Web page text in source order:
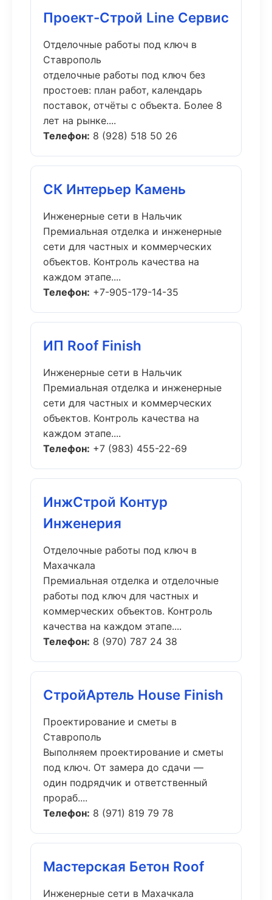
Проект-Строй Line Сервис
Отделочные работы под ключ в
Ставрополь
отделочные работы под ключ без
простоев: план работ, календарь
поставок, отчёты с объекта. Более 8
лет на рынке....
Телефон: 8 (928) 518 50 26
СК Интерьер Камень
Инженерные сети в Нальчик
Премиальная отделка и инженерные
сети для частных и коммерческих
объектов. Контроль качества на
каждом этапе....
Телефон: +7-905-179-14-35
ИП Roof Finish
Инженерные сети в Нальчик
Премиальная отделка и инженерные
сети для частных и коммерческих
объектов. Контроль качества на
каждом этапе....
Телефон: +7 (983) 455-22-69
ИнжСтрой Контур
Инженерия
Отделочные работы под ключ в
Махачкала
Премиальная отделка и отделочные
работы под ключ для частных и
коммерческих объектов. Контроль
качества на каждом этапе....
Телефон: 8 (970) 787 24 38
СтройАртель House Finish
Проектирование и сметы в
Ставрополь
Выполняем проектирование и сметы
под ключ. От замера до сдачи —
один подрядчик и ответственный
прораб....
Телефон: 8 (971) 819 79 78
Мастерская Бетон Roof
Инженерные сети в Махачкала